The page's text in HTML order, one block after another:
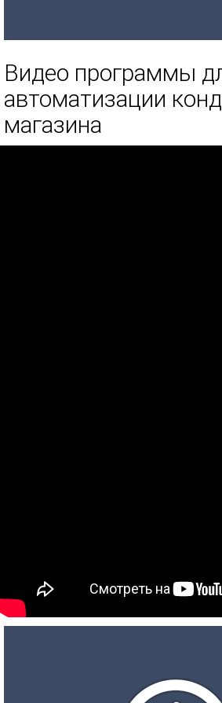
Видео программы
автоматизации
магазина